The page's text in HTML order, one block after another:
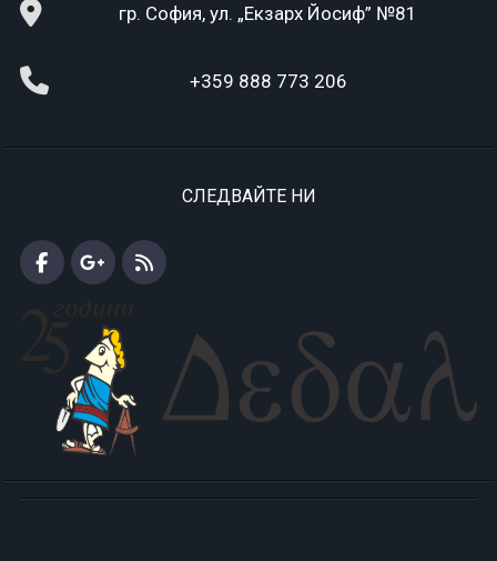
гр. София, ул. „Екзарх Йосиф” №81
+359 888 773 206
СЛЕДВАЙТЕ НИ